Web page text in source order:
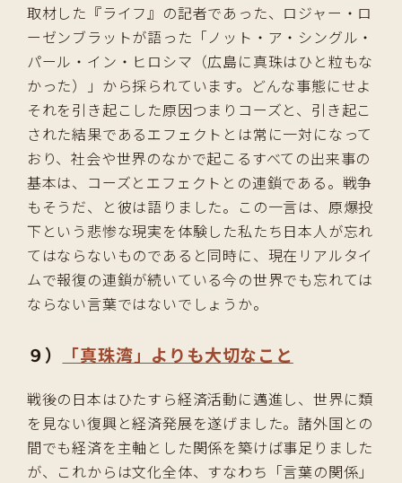
取材した『ライフ』の記者であった、ロジャー・ロ
ーゼンブラットが語った「ノット・ア・シングル・
パール・イン・ヒロシマ（広島に真珠はひと粒もな
かった）」から採られています。どんな事態にせよ
それを引き起こした原因つまりコーズと、引き起こ
された結果であるエフェクトとは常に一対になって
おり、社会や世界のなかで起こるすべての出来事の
基本は、コーズとエフェクトとの連鎖である。戦争
もそうだ、と彼は語りました。この一言は、原爆投
下という悲惨な現実を体験した私たち日本人が忘れ
てはならないものであると同時に、現在リアルタイ
ムで報復の連鎖が続いている今の世界でも忘れては
ならない言葉ではないでしょうか。
９） 「真珠湾」よりも大切なこと
戦後の日本はひたすら経済活動に邁進し、世界に類
を見ない復興と経済発展を遂げました。諸外国との
間でも経済を主軸とした関係を築けば事足りました
が、これからは文化全体、すなわち「言葉の関係」